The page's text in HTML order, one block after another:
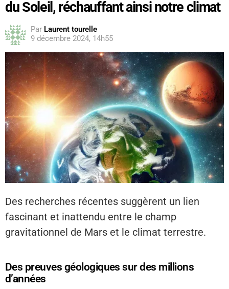
du Soleil, réchauffant ainsi notre climat
Par Laurent tourelle
9 décembre 2024, 14h55
Des recherches récentes suggèrent un lien
fascinant et inattendu entre le champ
gravitationnel de Mars et le climat terrestre.
Des preuves géologiques sur des millions
d’années